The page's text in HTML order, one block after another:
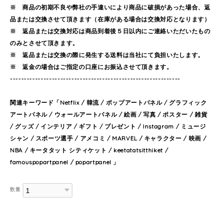
※ 商品の初期不良や弊社の手違いにより商品に破損があった場合、返
品または交換させて頂きます（在庫がある場合は交換対応となります）
※ 返品または交換対応は商品到着後５日以内にご連絡いただいたもの
のみとさせて頂きます。
※ 返品または交換の際に発生する送料は当社にて負担いたします。
※ 返金の場合はご指定の口座にお振込させて頂きます。
-------------------------------------------------------------
関連キーワード「Netflix / 韓流 / ポップアートパネル / グラフィック
アートパネル / ウォールアートパネル / 絵画 / 写真 / ポスター / 雑貨
/ グッズ / インテリア / ギフト / プレゼント / Instagram / ミュージ
シャン / スポーツ選手 / アメコミ / MARVEL / キャラクター / 映画 /
NBA / キータタット シティケット / keetatatsitthiket /
famouspopartpanel / popartpanel 」
数量